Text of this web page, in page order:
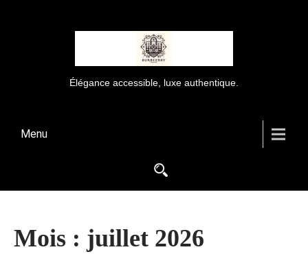
Élégance accessible, luxe authentique.
Menu
Mois : juillet 2026